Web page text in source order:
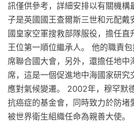
訊僅供參考，詳細安排以有關機構
子是英國國王查爾斯三世和元配戴
國皇家空軍搜救部隊服役，擔任直
王位第一順位繼承人。 他的職責
席聯合國大會，另外，還擔任地中
席，這是一個促進地中海國家研究
應對氣候變遷。 2002年，穆罕默
抗癌症的基金會，同時致力於防堵
被世界衛生組織任命為親善大使。